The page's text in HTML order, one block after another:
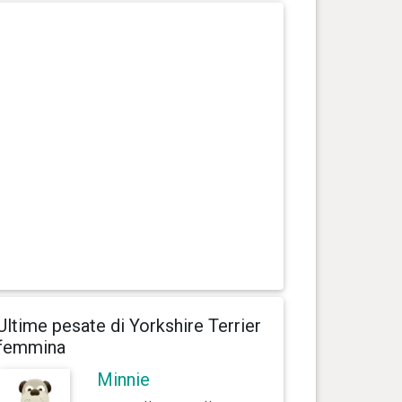
pesate di Yorkshire Terrier
Minnie